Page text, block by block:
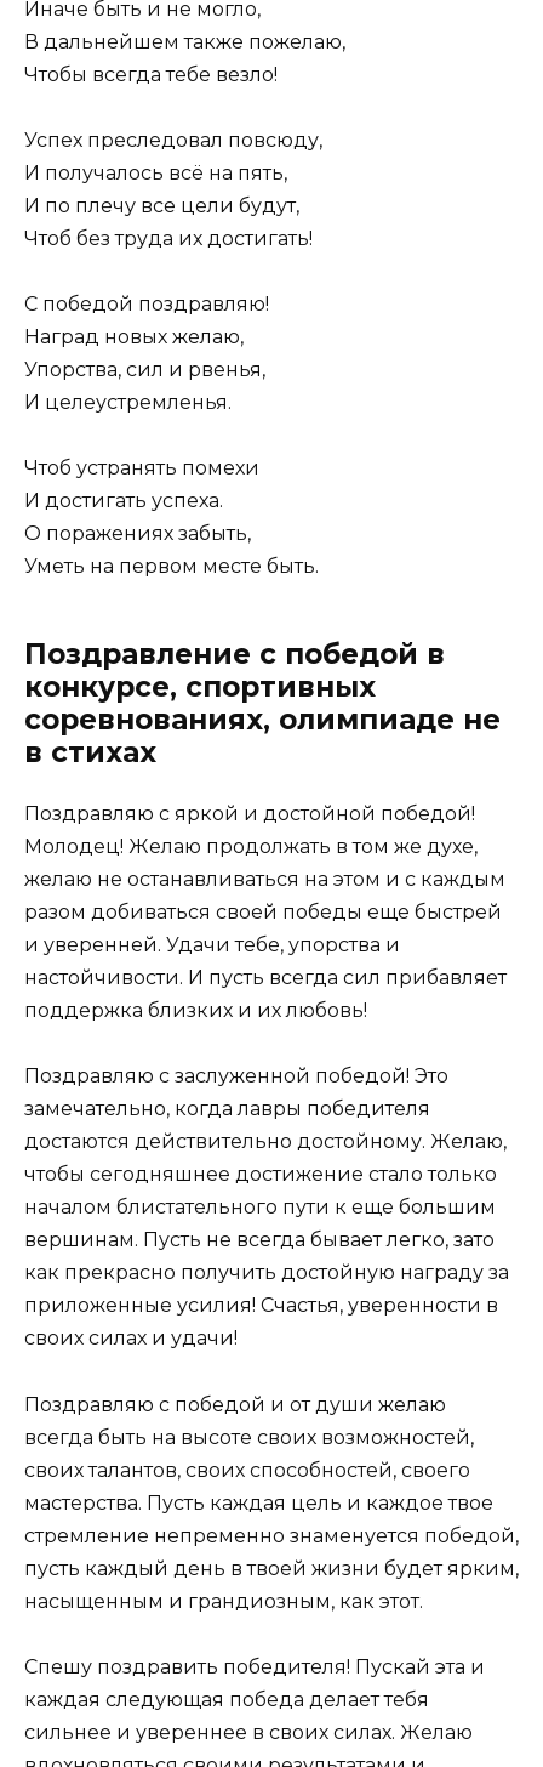
Иначе быть и не могло,
В дальнейшем также пожелаю,
Чтобы всегда тебе везло!
Успех преследовал повсюду,
И получалось всё на пять,
И по плечу все цели будут,
Чтоб без труда их достигать!
С победой поздравляю!
Наград новых желаю,
Упорства, сил и рвенья,
И целеустремленья.
Чтоб устранять помехи
И достигать успеха.
О поражениях забыть,
Уметь на первом месте быть.
Поздравление с победой в
конкурсе, спортивных
соревнованиях, олимпиаде не
в стихах
Поздравляю с яркой и достойной победой!
Молодец! Желаю продолжать в том же духе,
желаю не останавливаться на этом и с каждым
разом добиваться своей победы еще быстрей
и уверенней. Удачи тебе, упорства и
настойчивости. И пусть всегда сил прибавляет
поддержка близких и их любовь!
Поздравляю с заслуженной победой! Это
замечательно, когда лавры победителя
достаются действительно достойному. Желаю,
чтобы сегодняшнее достижение стало только
началом блистательного пути к еще большим
вершинам. Пусть не всегда бывает легко, зато
как прекрасно получить достойную награду за
приложенные усилия! Счастья, уверенности в
своих силах и удачи!
Поздравляю с победой и от души желаю
всегда быть на высоте своих возможностей,
своих талантов, своих способностей, своего
мастерства. Пусть каждая цель и каждое твое
стремление непременно знаменуется победой,
пусть каждый день в твоей жизни будет ярким,
насыщенным и грандиозным, как этот.
Спешу поздравить победителя! Пускай эта и
каждая следующая победа делает тебя
сильнее и увереннее в своих силах. Желаю